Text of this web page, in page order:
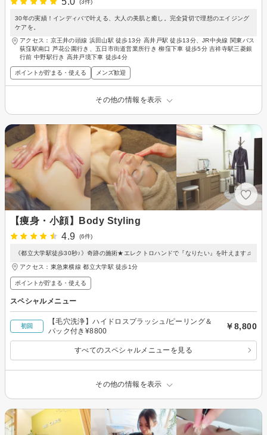
30年の実績！インディバで叶える、大人の美肌と癒し。完全貸切で理想のエイジング
ケアを。
アクセス：京王井の頭線 浜田山駅 徒歩13分 高井戸駅 徒歩13分、JR中央線 関東バス
荻窪駅南口 芦花公園行き、五日市街道営業所行き 柳窪下車 徒歩5分 吉祥寺駅三菱銀
行前 中野駅行き 高井戸境下車 徒歩4分
ポイントが貯まる・使える メンズ歓迎
その他の情報を表示
【痩身・小顔】Body Styling
4.9
(6件)
《都立大学駅徒歩30秒♪》奇跡の施術★エレクトロハンドで『なりたい』を叶えます♫
アクセス：東急東横線 都立大学駅 徒歩1分
ポイントが貯まる・使える
スペシャルメニュー
初回
【毛穴洗浄】ハイドロスプラッシュ/ピーリング＆
パック付き¥8800
￥8,800
すべてのスペシャルメニューを見る
その他の情報を表示